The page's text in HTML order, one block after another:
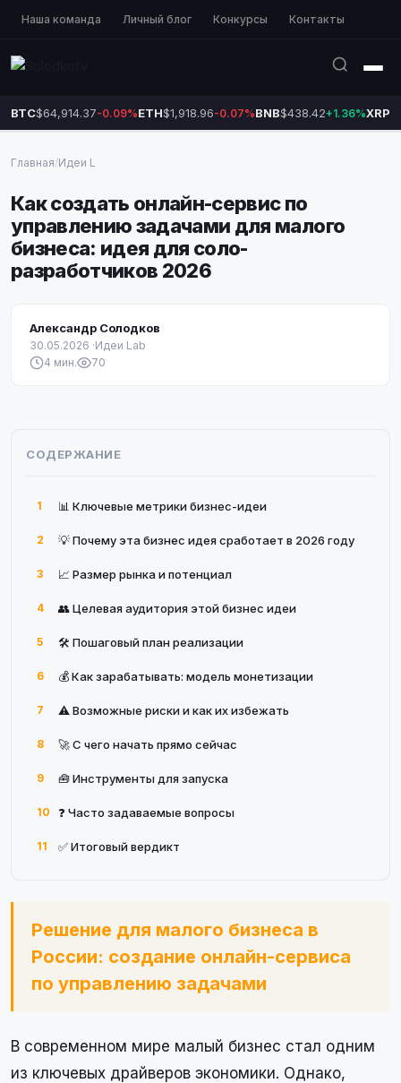
Наша команда Личный блог Конкурсы Контакты
BTC$64,914.37-0.09%ETH$1,918.96-0.07%BNB$438.42+1.36%XRP
Главная/Идеи L
Как создать онлайн-сервис по
управлению задачами для малого
бизнеса: идея для соло-
разработчиков 2026
Александр Солодков
30.05.2026 ·Идеи Lab
4 мин.
70
СОДЕРЖАНИЕ
1 📊 Ключевые метрики бизнес-идеи
2 💡 Почему эта бизнес идея сработает в 2026 году
3 📈 Размер рынка и потенциал
4 👥 Целевая аудитория этой бизнес идеи
5 🛠 Пошаговый план реализации
6 💰 Как зарабатывать: модель монетизации
7 ⚠️ Возможные риски и как их избежать
8 🚀 С чего начать прямо сейчас
9 🧰 Инструменты для запуска
10 ❓ Часто задаваемые вопросы
11 ✅ Итоговый вердикт
Решение для малого бизнеса в
России: создание онлайн-сервиса
по управлению задачами
В современном мире малый бизнес стал одним
из ключевых драйверов экономики. Однако,